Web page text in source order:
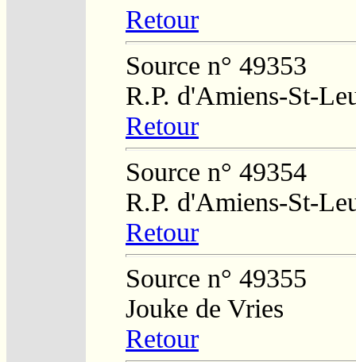
Retour
Source n° 49353
R.P. d'Amiens-St-
Retour
Source n° 49354
R.P. d'Amiens-St-
Retour
Source n° 49355
Jouke de Vries
Retour